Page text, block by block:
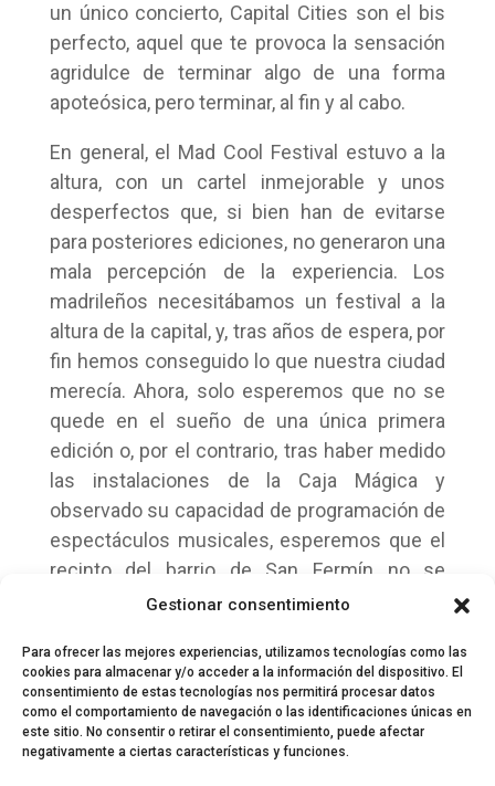
Gestionar consentimiento
Para ofrecer las mejores experiencias, utilizamos tecnologías como las
cookies para almacenar y/o acceder a la información del dispositivo. El
consentimiento de estas tecnologías nos permitirá procesar datos
como el comportamiento de navegación o las identificaciones únicas en
este sitio. No consentir o retirar el consentimiento, puede afectar
negativamente a ciertas características y funciones.
un único concierto, Capital Cities son el bis
perfecto, aquel que te provoca la sensación
agridulce de terminar algo de una forma
apoteósica, pero terminar, al fin y al cabo.
En general, el Mad Cool Festival estuvo a la
altura, con un cartel inmejorable y unos
desperfectos que, si bien han de evitarse
para posteriores ediciones, no generaron una
mala percepción de la experiencia. Los
madrileños necesitábamos un festival a la
altura de la capital, y, tras años de espera, por
fin hemos conseguido lo que nuestra ciudad
merecía. Ahora, solo esperemos que no se
quede en el sueño de una única primera
edición o, por el contrario, tras haber medido
las instalaciones de la Caja Mágica y
observado su capacidad de programación de
espectáculos musicales, esperemos que el
recinto del barrio de San Fermín no se
desaproveche como se ha estado haciendo